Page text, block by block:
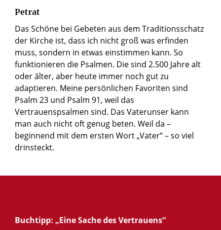
Petrat
Das Schöne bei Gebeten aus dem Traditionsschatz
der Kirche ist, dass ich nicht groß was erfinden
muss, sondern in etwas einstimmen kann. So
funktionieren die Psalmen. Die sind 2.500 Jahre alt
oder älter, aber heute immer noch gut zu
adaptieren. Meine persönlichen Favoriten sind
Psalm 23 und Psalm 91, weil das
Vertrauenspsalmen sind. Das Vaterunser kann
man auch nicht oft genug beten. Weil da –
beginnend mit dem ersten Wort „Vater“ – so viel
drinsteckt.
Buchtipp: „Eine Sache des Vertrauens“